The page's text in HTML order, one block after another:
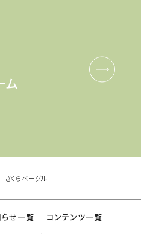
ム
さくらベーグル
せ一覧
コンテンツ一覧